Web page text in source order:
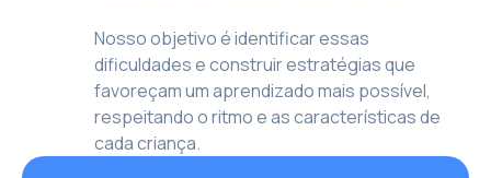
Nosso objetivo é identificar essas
dificuldades e construir estratégias que
favoreçam um aprendizado mais possível,
respeitando o ritmo e as características de
cada criança.